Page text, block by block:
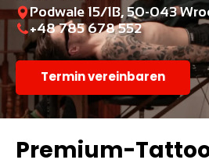
Podwale 15/1B, 50-043
+48 785 678 552‬
Termin vereinbaren
Premium-